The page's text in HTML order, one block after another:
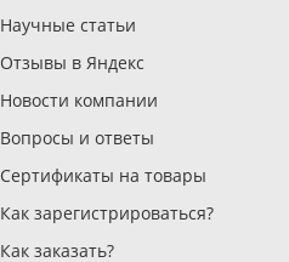
Научные статьи
Отзывы в Яндекс
Новости компании
Вопросы и ответы
Сертификаты на товары
Как зарегистрироваться?
Как заказать?